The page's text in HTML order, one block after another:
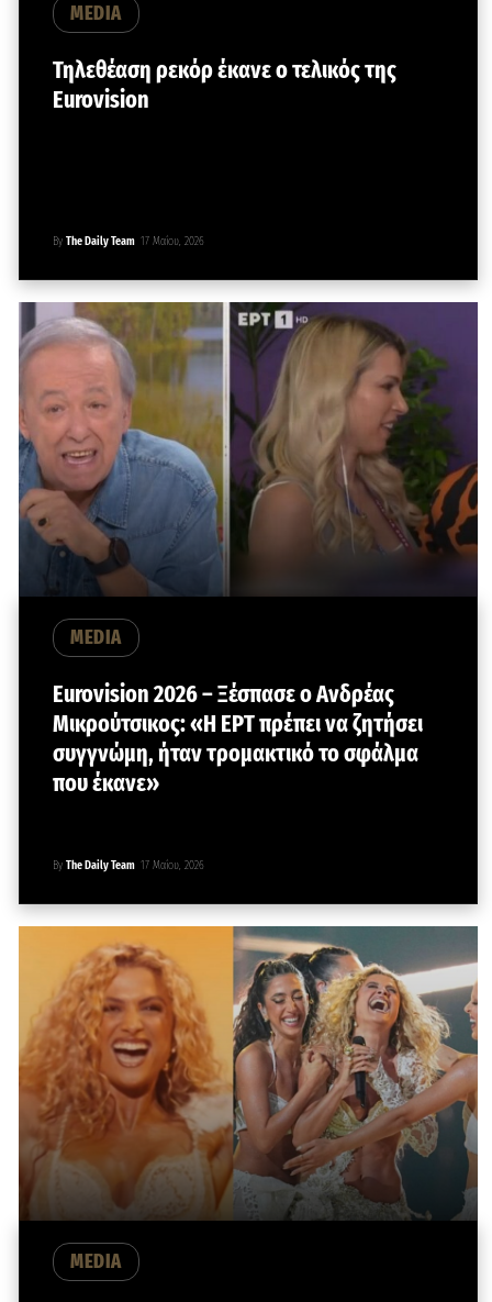
MEDIA
Τηλεθέαση ρεκόρ έκανε ο τελικός της
Eurovision
By The Daily Team 17 Μαΐου, 2026
MEDIA
Eurovision 2026 – Ξέσπασε ο Ανδρέας
Μικρούτσικος: «Η ΕΡΤ πρέπει να ζητήσει
συγγνώμη, ήταν τρομακτικό το σφάλμα
που έκανε»
By The Daily Team 17 Μαΐου, 2026
MEDIA